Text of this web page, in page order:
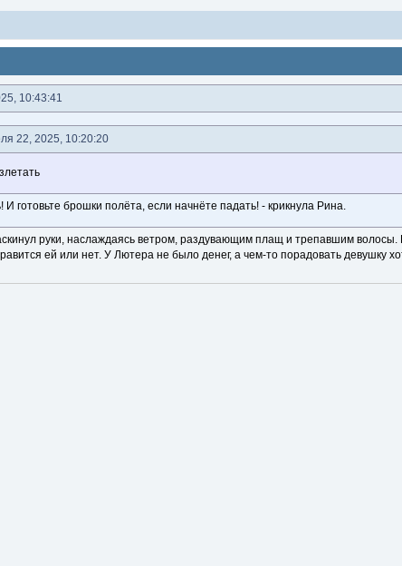
10:43:41
22, 2025, 10:20:20
готовьте брошки полёта, если начнёте падать! - крикнула Рина.
руки, наслаждаясь ветром, раздувающим плащ и трепавшим волосы.
ей или нет. У Лютера не было денег, а чем-то порадовать девушку